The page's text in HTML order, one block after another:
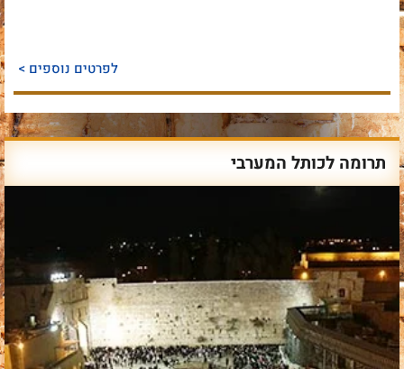
לפרטים נוספים >
תרומה לכותל המערבי